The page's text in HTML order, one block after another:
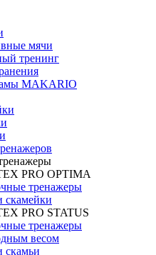
мячи
тренинг
MAKARIO
PRO OPTIMA
тренажеры
скамейки
PRO STATUS
тренажеры
весом
скамьи